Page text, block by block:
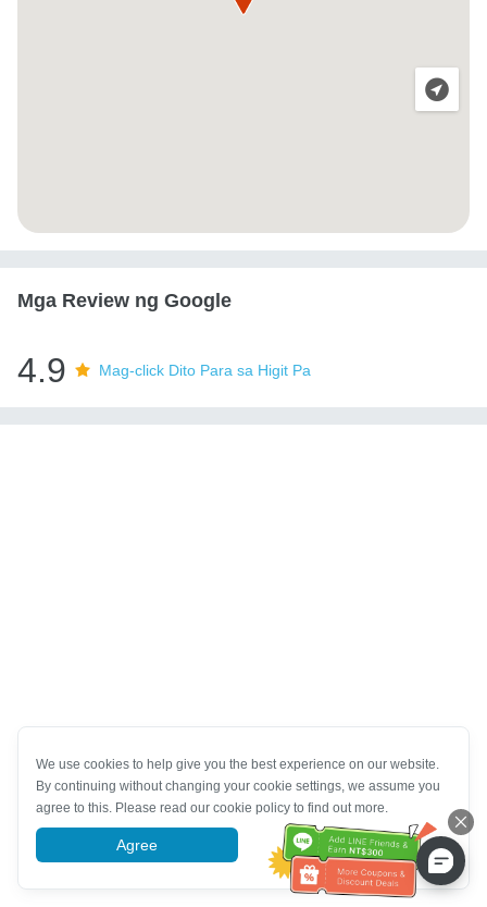
Mga Review ng Google
4.9 Mag-click Dito Para sa Higit Pa
We use cookies to help give you the best experience on our website.
By continuing without changing your cookie settings, we assume you
agree to this. Please read our cookie policy to find out more.
Agree More information